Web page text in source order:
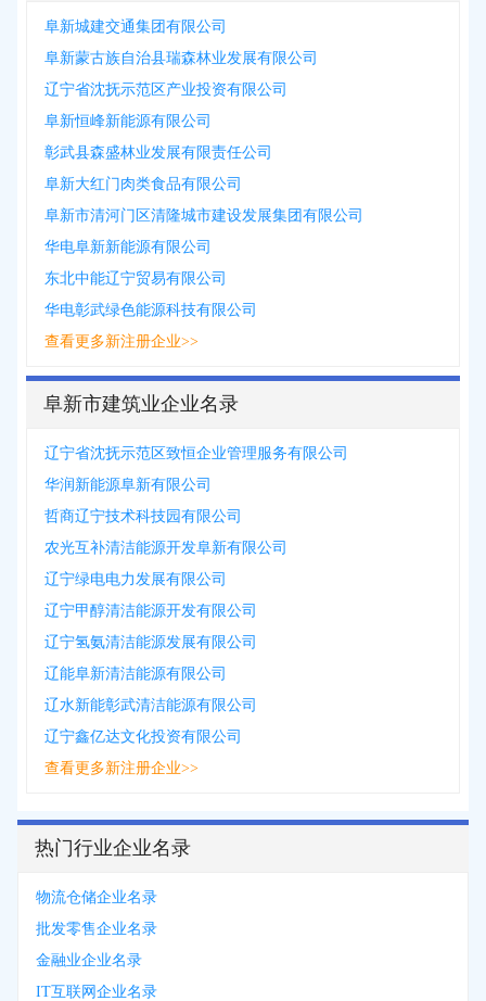
阜新城建交通集团有限公司
阜新蒙古族自治县瑞森林业发展有限公司
辽宁省沈抚示范区产业投资有限公司
阜新恒峰新能源有限公司
彰武县森盛林业发展有限责任公司
阜新大红门肉类食品有限公司
阜新市清河门区清隆城市建设发展集团有限公司
华电阜新新能源有限公司
东北中能辽宁贸易有限公司
华电彰武绿色能源科技有限公司
查看更多新注册企业>>
阜新市建筑业企业名录
辽宁省沈抚示范区致恒企业管理服务有限公司
华润新能源阜新有限公司
哲商辽宁技术科技园有限公司
农光互补清洁能源开发阜新有限公司
辽宁绿电电力发展有限公司
辽宁甲醇清洁能源开发有限公司
辽宁氢氨清洁能源发展有限公司
辽能阜新清洁能源有限公司
辽水新能彰武清洁能源有限公司
辽宁鑫亿达文化投资有限公司
查看更多新注册企业>>
热门行业企业名录
物流仓储企业名录
批发零售企业名录
金融业企业名录
IT互联网企业名录